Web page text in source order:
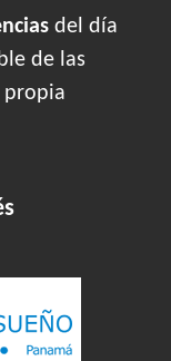
del día
de las
propia